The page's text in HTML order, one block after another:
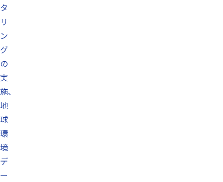
タ
リ
ン
グ
の
実
施、
地
球
環
境
デ
ー